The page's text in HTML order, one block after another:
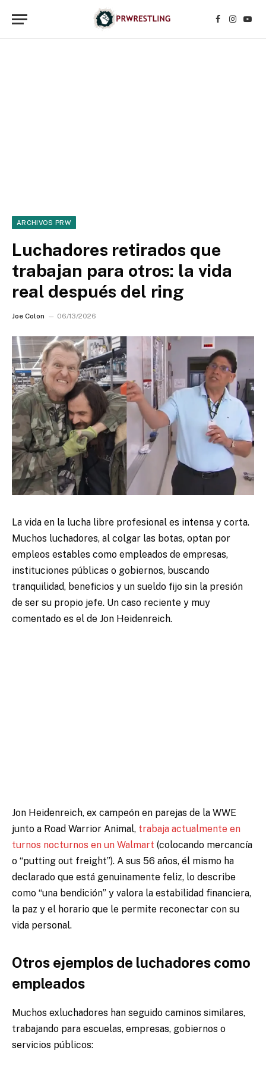
Facebook
ARCHIVOS PRW
Luchadores retirados que
trabajan para otros: la vida
real después del ring
Joe Colon 06/13/2026
La vida en la lucha libre profesional es intensa y corta.
Muchos luchadores, al colgar las botas, optan por
empleos estables como empleados de empresas,
instituciones públicas o gobiernos, buscando
tranquilidad, beneficios y un sueldo fijo sin la presión
de ser su propio jefe. Un caso reciente y muy
comentado es el de Jon Heidenreich.
Jon Heidenreich, ex campeón en parejas de la WWE
junto a Road Warrior Animal, trabaja actualmente en
turnos nocturnos en un Walmart (colocando mercancía
o “putting out freight”). A sus 56 años, él mismo ha
declarado que está genuinamente feliz, lo describe
como “una bendición” y valora la estabilidad financiera,
la paz y el horario que le permite reconectar con su
vida personal.
Otros ejemplos de luchadores como
empleados
Muchos exluchadores han seguido caminos similares,
trabajando para escuelas, empresas, gobiernos o
servicios públicos: